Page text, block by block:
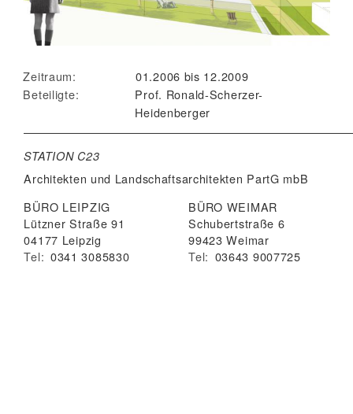
Zeitraum:
01.2006 bis 12.2009
Beteiligte:
Prof. Ronald-Scherzer-
Heidenberger
STATION C23
Architekten und Landschaftsarchitekten PartG mbB
BÜRO LEIPZIG
Lützner Straße 91
04177 Leipzig
Tel: 0341 3085830
BÜRO WEIMAR
Schubertstraße 6
99423 Weimar
Tel: 03643 9007725